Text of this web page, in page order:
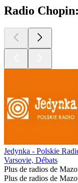
Radio
Jedynka - Polskie
Varsovie, Débats
Plus de radios de
Plus de radios de